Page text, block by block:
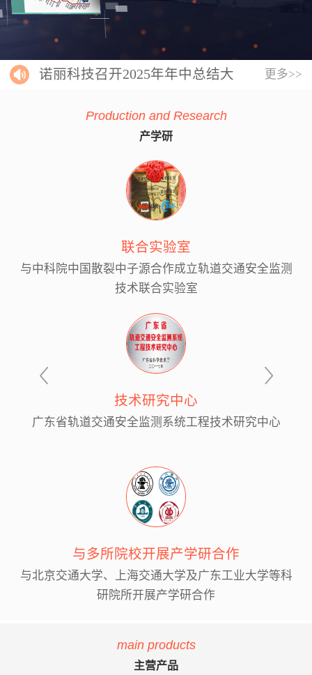
诺丽科技召开2025年年中总结大
更多>>
Production and Research
产学研
联合实验室
与中科院中国散裂中子源合作成立轨道交通安全监测
技术联合实验室
技术研究中心
广东省轨道交通安全监测系统工程技术研究中心
与多所院校开展产学研合作
与北京交通大学、上海交通大学及广东工业大学等科
研院所开展产学研合作
main products
主营产品